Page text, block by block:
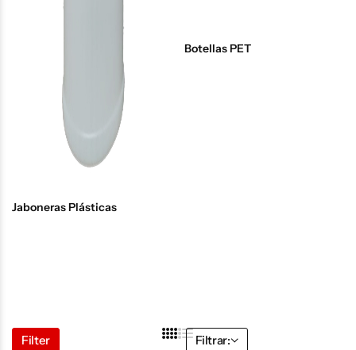
Jaboneras Plásticas
Botellas PET
Filter Filtrar: